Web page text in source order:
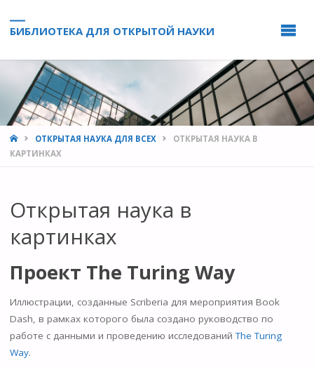
БИБЛИОТЕКА ДЛЯ ОТКРЫТОЙ НАУКИ
HOMEОТКРЫТАЯ НАУКА ДЛЯ ВСЕХ
ОТКРЫТАЯ НАУКА В
КАРТИНКАХ
Открытая наука в
картинках
Проект The Turing Way
Иллюстрации, созданные Scriberia для мероприятия Book
Dash, в рамках которого была создано руководство по
работе с данными и проведению исследованийThe Turing
Way.